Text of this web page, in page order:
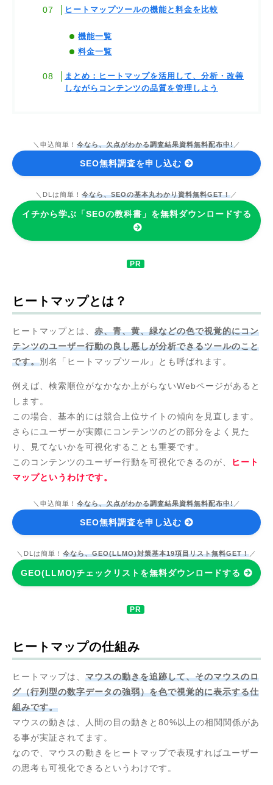
ヒートマップツールの機能と料金を比較
機能一覧
料金一覧
まとめ：ヒートマップを活用して、分析・改善
しながらコンテンツの品質を管理しよう
＼申込簡単！ 今なら、欠点がわかる調査結果資料無料配布中!／
SEO無料調査を申し込む
＼DLは簡単！ 今なら、SEOの基本丸わかり資料無料GET！ ／
イチから学ぶ「SEOの教科書」を無料ダウンロードする
ヒートマップとは？
ヒートマップとは、 赤、青、黄、緑などの色で視覚的にコン
テンツのユーザー行動の良し悪しが分析できるツールのこと
です。別名「ヒートマップツール」とも呼ばれます。
例えば、検索順位がなかなか上がらないWebページがあると
します。
この場合、基本的には競合上位サイトの傾向を見直します。
さらにユーザーが実際にコンテンツのどの部分をよく見た
り、見てないかを可視化することも重要です。
このコンテンツのユーザー行動を可視化できるのが、
ヒート
マップというわけです。
＼申込簡単！ 今なら、欠点がわかる調査結果資料無料配布中!／
SEO無料調査を申し込む
＼DLは簡単！ 今なら、GEO(LLMO)対策基本19項目リスト無料GET！ ／
GEO(LLMO)チェックリストを無料ダウンロードする
ヒートマップの仕組み
ヒートマップは、 マウスの動きを追跡して、そのマウスのロ
グ（行列型の数字データの強弱）を色で視覚的に表示する仕
組みです。
マウスの動きは、人間の目の動きと80%以上の相関関係があ
る事が実証されてます。
なので、マウスの動きをヒートマップで表現すればユーザー
の思考も可視化できるというわけです。